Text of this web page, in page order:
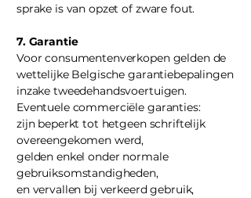
sprake is van opzet of zware fout.
7. Garantie
Voor consumentenverkopen gelden de
wettelijke Belgische garantiebepalingen
inzake tweedehandsvoertuigen.
Eventuele commerciële garanties:
zijn beperkt tot hetgeen schriftelijk
overeengekomen werd,
gelden enkel onder normale
gebruiksomstandigheden,
en vervallen bij verkeerd gebruik,